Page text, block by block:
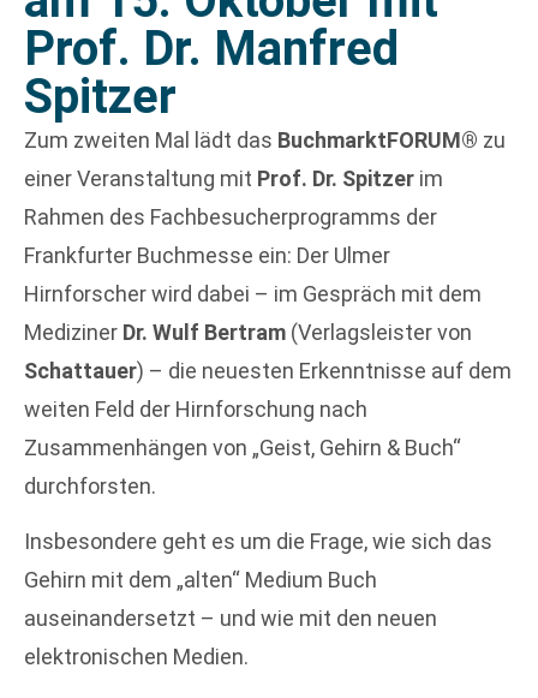
Prof. Dr. Manfred
Spitzer
Zum zweiten Mal lädt das BuchmarktFORUM® zu
einer Veranstaltung mit Prof. Dr. Spitzer im
Rahmen des Fachbesucherprogramms der
Frankfurter Buchmesse ein: Der Ulmer
Hirnforscher wird dabei – im Gespräch mit dem
Mediziner Dr. Wulf Bertram (Verlagsleister von
Schattauer) – die neuesten Erkenntnisse auf dem
weiten Feld der Hirnforschung nach
Zusammenhängen von „Geist, Gehirn & Buch“
durchforsten.
Insbesondere geht es um die Frage, wie sich das
Gehirn mit dem „alten“ Medium Buch
auseinandersetzt – und wie mit den neuen
elektronischen Medien.